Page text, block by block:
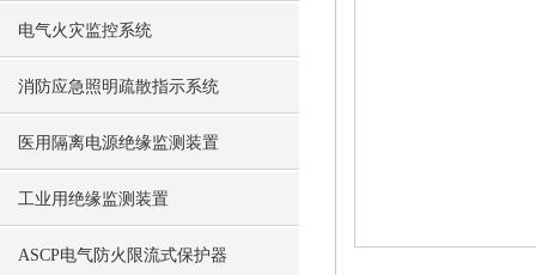
电气火灾监控系统
消防应急照明疏散指示系统
医用隔离电源绝缘监测装置
工业用绝缘监测装置
ASCP电气防火限流式保护器